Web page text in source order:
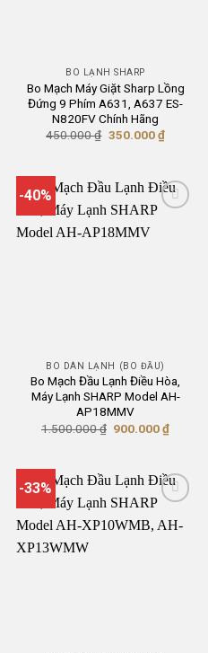
₫.
BO LẠNH SHARP
Bo Mạch Máy Giặt Sharp Lồng
Đứng 9 Phím A631, A637 ES-
N820FV Chính Hãng
450.000₫ Giá
350.000₫Giá
hiện
-40%
BO DÀN LẠNH (BO ĐẦU)
Bo Mạch Đầu Lạnh Điều Hòa,
Máy Lạnh SHARP Model AH-
AP18MMV
1.500.000₫ Giá
900.000₫Giá
-33%